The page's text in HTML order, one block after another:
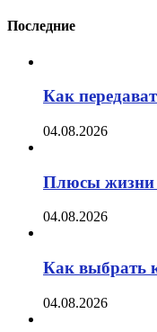
Последние
Как
04.08.2026
Плюсы жизни
04.08.2026
Как выбрать
04.08.2026